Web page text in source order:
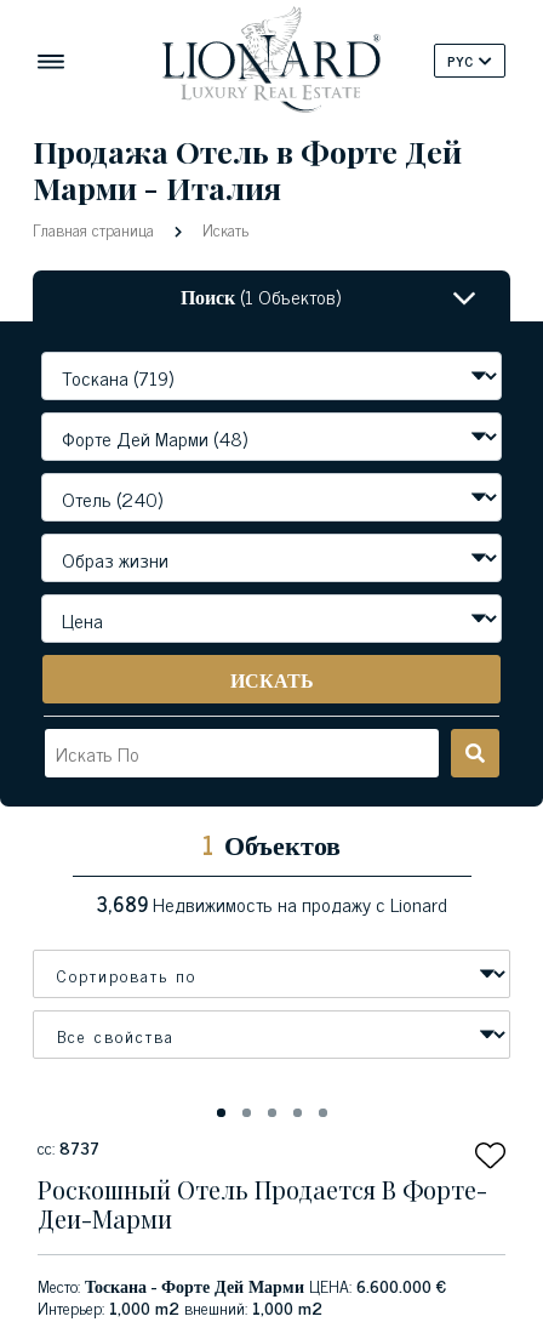
PYC
Продажа Отель в Форте Дей
Марми - Италия
Главная страница Искать
Поиск(1 Объектов)
ИСКАТЬ
1 Объектов
3,689Недвижимость на продажу с Lionard
сс:8737
Роскошный Отель Продается В Форте-
Деи-Марми
Место:Тоскана - Форте Дей Марми ЦЕНА:6.600.000 €
Интерьер: 1,000 m2 внешний: 1,000 m2